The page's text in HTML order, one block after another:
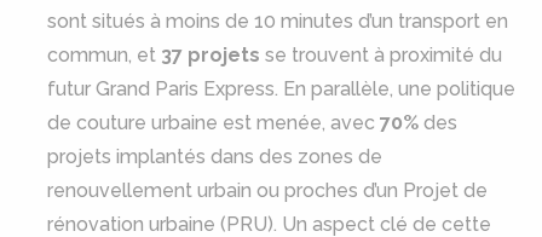
sont situés à moins de 10 minutes d’un transport en
commun, et 37 projets se trouvent à proximité du
futur Grand Paris Express. En parallèle, une politique
de couture urbaine est menée, avec 70% des
projets implantés dans des zones de
renouvellement urbain ou proches d’un Projet de
rénovation urbaine (PRU). Un aspect clé de cette